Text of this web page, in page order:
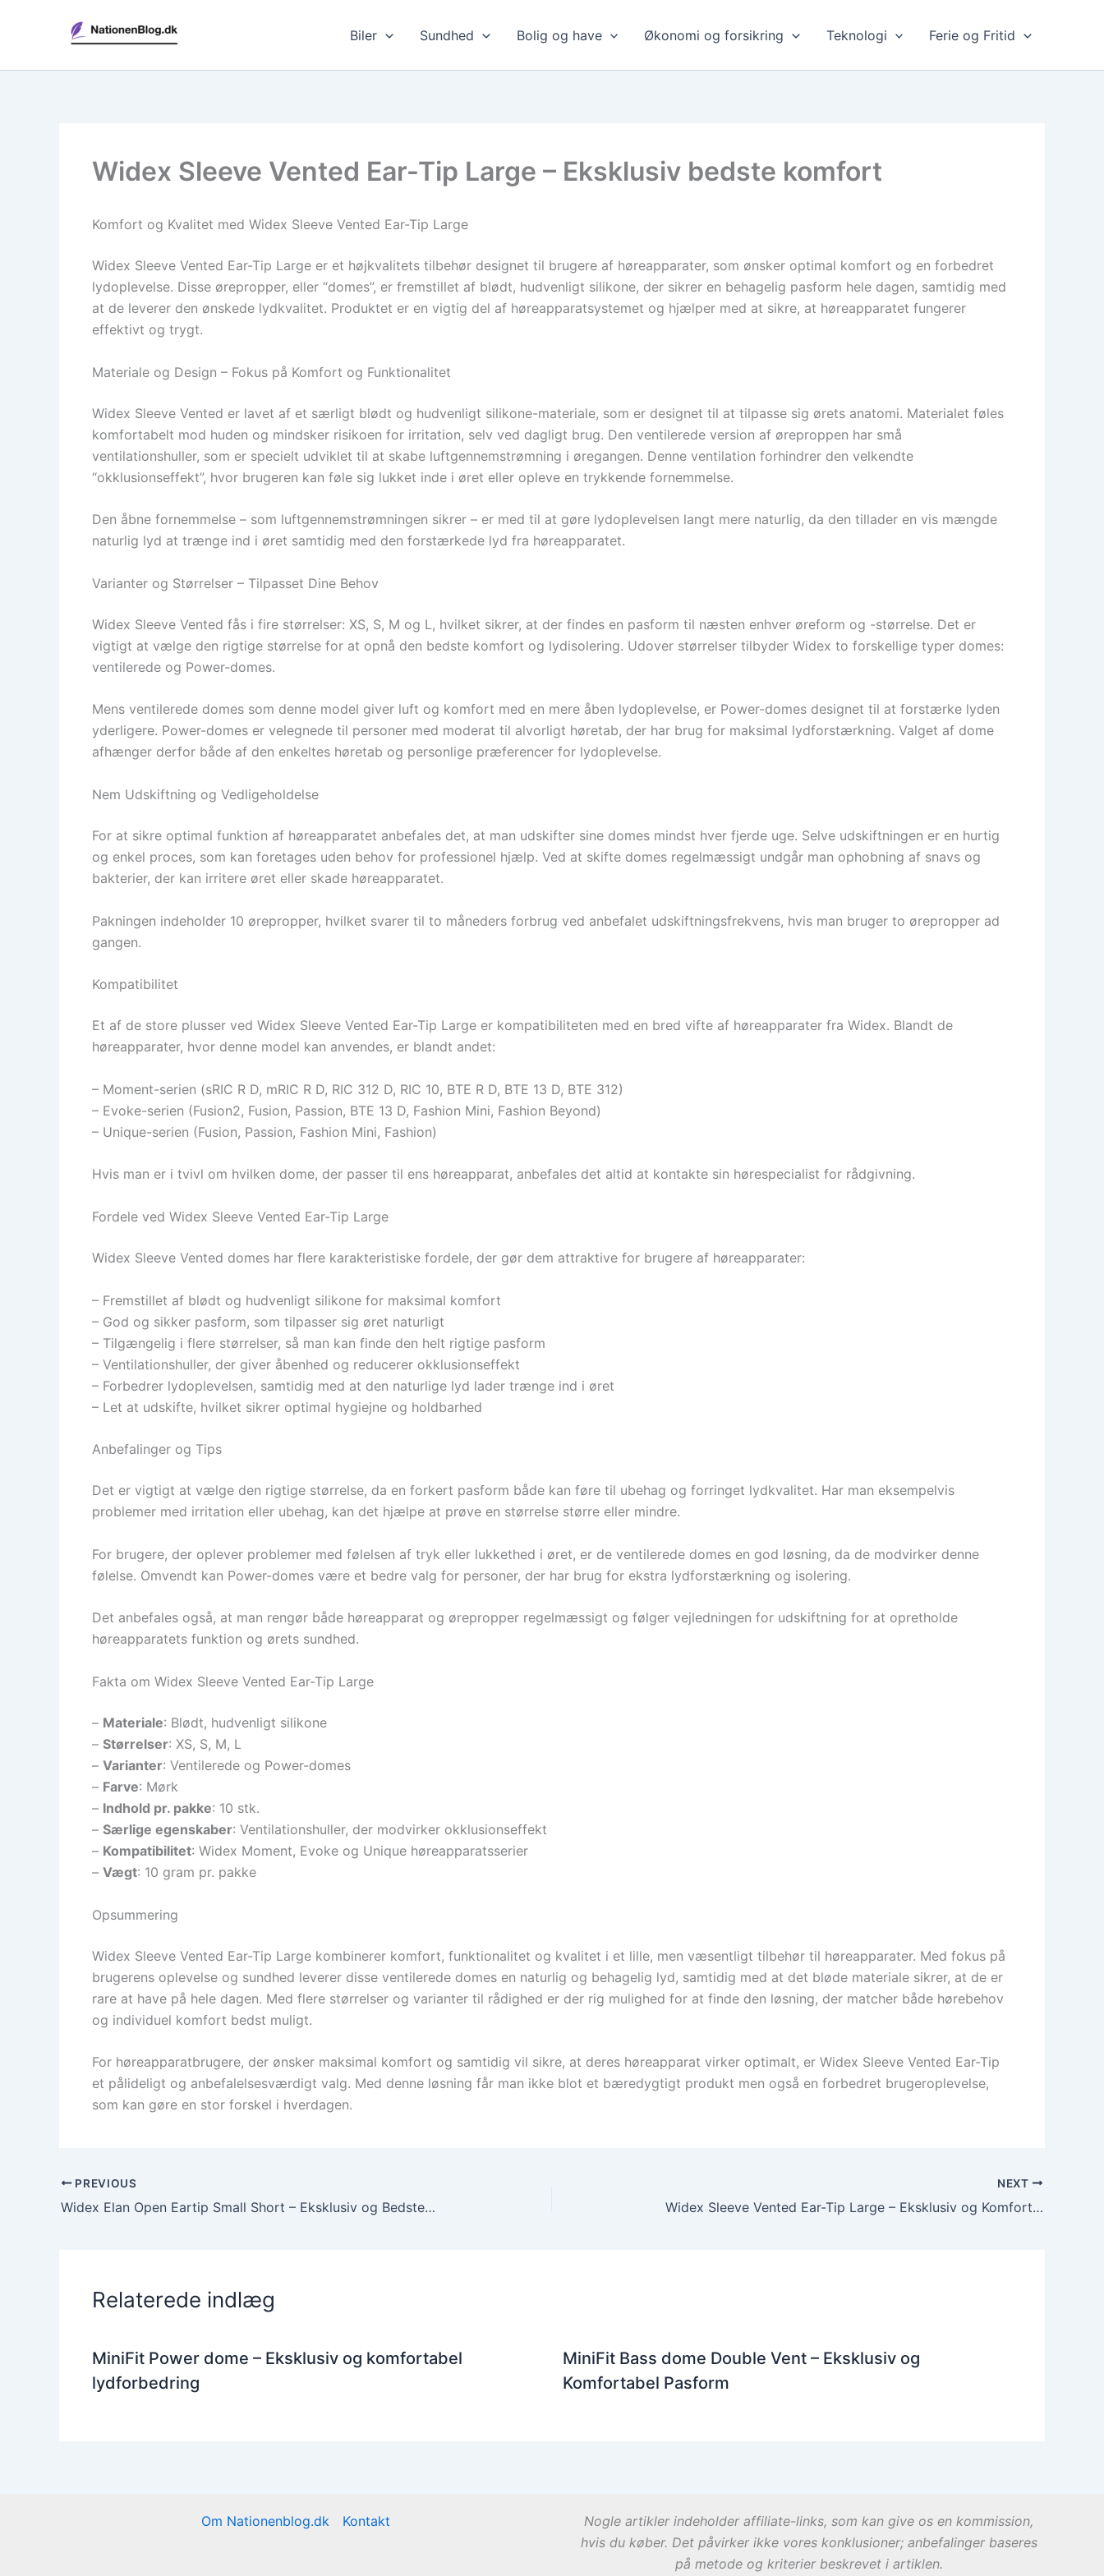
Biler Sundhed Bolig og have Økonomi og forsikring Teknologi Ferie og Fritid
Widex Sleeve Vented Ear-Tip Large – Eksklusiv bedste komfort
Komfort og Kvalitet med Widex Sleeve Vented Ear-Tip Large
Widex Sleeve Vented Ear-Tip Large er et højkvalitets tilbehør designet til brugere af høreapparater, som ønsker optimal komfort og en forbedret
lydoplevelse. Disse ørepropper, eller “domes”, er fremstillet af blødt, hudvenligt silikone, der sikrer en behagelig pasform hele dagen, samtidig med
at de leverer den ønskede lydkvalitet. Produktet er en vigtig del af høreapparatsystemet og hjælper med at sikre, at høreapparatet fungerer
effektivt og trygt.
Materiale og Design – Fokus på Komfort og Funktionalitet
Widex Sleeve Vented er lavet af et særligt blødt og hudvenligt silikone-materiale, som er designet til at tilpasse sig ørets anatomi. Materialet føles
komfortabelt mod huden og mindsker risikoen for irritation, selv ved dagligt brug. Den ventilerede version af øreproppen har små
ventilationshuller, som er specielt udviklet til at skabe luftgennemstrømning i øregangen. Denne ventilation forhindrer den velkendte
“okklusionseffekt”, hvor brugeren kan føle sig lukket inde i øret eller opleve en trykkende fornemmelse.
Den åbne fornemmelse – som luftgennemstrømningen sikrer – er med til at gøre lydoplevelsen langt mere naturlig, da den tillader en vis mængde
naturlig lyd at trænge ind i øret samtidig med den forstærkede lyd fra høreapparatet.
Varianter og Størrelser – Tilpasset Dine Behov
Widex Sleeve Vented fås i fire størrelser: XS, S, M og L, hvilket sikrer, at der findes en pasform til næsten enhver øreform og -størrelse. Det er
vigtigt at vælge den rigtige størrelse for at opnå den bedste komfort og lydisolering. Udover størrelser tilbyder Widex to forskellige typer domes:
ventilerede og Power-domes.
Mens ventilerede domes som denne model giver luft og komfort med en mere åben lydoplevelse, er Power-domes designet til at forstærke lyden
yderligere. Power-domes er velegnede til personer med moderat til alvorligt høretab, der har brug for maksimal lydforstærkning. Valget af dome
afhænger derfor både af den enkeltes høretab og personlige præferencer for lydoplevelse.
Nem Udskiftning og Vedligeholdelse
For at sikre optimal funktion af høreapparatet anbefales det, at man udskifter sine domes mindst hver fjerde uge. Selve udskiftningen er en hurtig
og enkel proces, som kan foretages uden behov for professionel hjælp. Ved at skifte domes regelmæssigt undgår man ophobning af snavs og
bakterier, der kan irritere øret eller skade høreapparatet.
Pakningen indeholder 10 ørepropper, hvilket svarer til to måneders forbrug ved anbefalet udskiftningsfrekvens, hvis man bruger to ørepropper ad
gangen.
Kompatibilitet
Et af de store plusser ved Widex Sleeve Vented Ear-Tip Large er kompatibiliteten med en bred vifte af høreapparater fra Widex. Blandt de
høreapparater, hvor denne model kan anvendes, er blandt andet:
– Moment-serien (sRIC R D, mRIC R D, RIC 312 D, RIC 10, BTE R D, BTE 13 D, BTE 312)
– Evoke-serien (Fusion2, Fusion, Passion, BTE 13 D, Fashion Mini, Fashion Beyond)
– Unique-serien (Fusion, Passion, Fashion Mini, Fashion)
Hvis man er i tvivl om hvilken dome, der passer til ens høreapparat, anbefales det altid at kontakte sin hørespecialist for rådgivning.
Fordele ved Widex Sleeve Vented Ear-Tip Large
Widex Sleeve Vented domes har flere karakteristiske fordele, der gør dem attraktive for brugere af høreapparater:
– Fremstillet af blødt og hudvenligt silikone for maksimal komfort
– God og sikker pasform, som tilpasser sig øret naturligt
– Tilgængelig i flere størrelser, så man kan finde den helt rigtige pasform
– Ventilationshuller, der giver åbenhed og reducerer okklusionseffekt
– Forbedrer lydoplevelsen, samtidig med at den naturlige lyd lader trænge ind i øret
– Let at udskifte, hvilket sikrer optimal hygiejne og holdbarhed
Anbefalinger og Tips
Det er vigtigt at vælge den rigtige størrelse, da en forkert pasform både kan føre til ubehag og forringet lydkvalitet. Har man eksempelvis
problemer med irritation eller ubehag, kan det hjælpe at prøve en størrelse større eller mindre.
For brugere, der oplever problemer med følelsen af tryk eller lukkethed i øret, er de ventilerede domes en god løsning, da de modvirker denne
følelse. Omvendt kan Power-domes være et bedre valg for personer, der har brug for ekstra lydforstærkning og isolering.
Det anbefales også, at man rengør både høreapparat og ørepropper regelmæssigt og følger vejledningen for udskiftning for at opretholde
høreapparatets funktion og ørets sundhed.
Fakta om Widex Sleeve Vented Ear-Tip Large
– Materiale: Blødt, hudvenligt silikone
– Størrelser: XS, S, M, L
– Varianter: Ventilerede og Power-domes
– Farve: Mørk
– Indhold pr. pakke: 10 stk.
– Særlige egenskaber: Ventilationshuller, der modvirker okklusionseffekt
– Kompatibilitet: Widex Moment, Evoke og Unique høreapparatsserier
– Vægt: 10 gram pr. pakke
Opsummering
Widex Sleeve Vented Ear-Tip Large kombinerer komfort, funktionalitet og kvalitet i et lille, men væsentligt tilbehør til høreapparater. Med fokus på
brugerens oplevelse og sundhed leverer disse ventilerede domes en naturlig og behagelig lyd, samtidig med at det bløde materiale sikrer, at de er
rare at have på hele dagen. Med flere størrelser og varianter til rådighed er der rig mulighed for at finde den løsning, der matcher både hørebehov
og individuel komfort bedst muligt.
For høreapparatbrugere, der ønsker maksimal komfort og samtidig vil sikre, at deres høreapparat virker optimalt, er Widex Sleeve Vented Ear-Tip
et pålideligt og anbefalelsesværdigt valg. Med denne løsning får man ikke blot et bæredygtigt produkt men også en forbedret brugeroplevelse,
som kan gøre en stor forskel i hverdagen.
PREVIOUS
Widex Elan Open Eartip Small Short – Eksklusiv og Bedste kvalitet
NEXT
Widex Sleeve Vented Ear-Tip Large – Eksklusiv og Komfortabel
Relaterede indlæg
MiniFit Power dome – Eksklusiv og komfortabel
lydforbedring
MiniFit Bass dome Double Vent – Eksklusiv og
Komfortabel Pasform
Om Nationenblog.dk Kontakt
Nogle artikler indeholder affiliate-links, som kan give os en kommission,
hvis du køber. Det påvirker ikke vores konklusioner; anbefalinger baseres
på metode og kriterier beskrevet i artiklen.